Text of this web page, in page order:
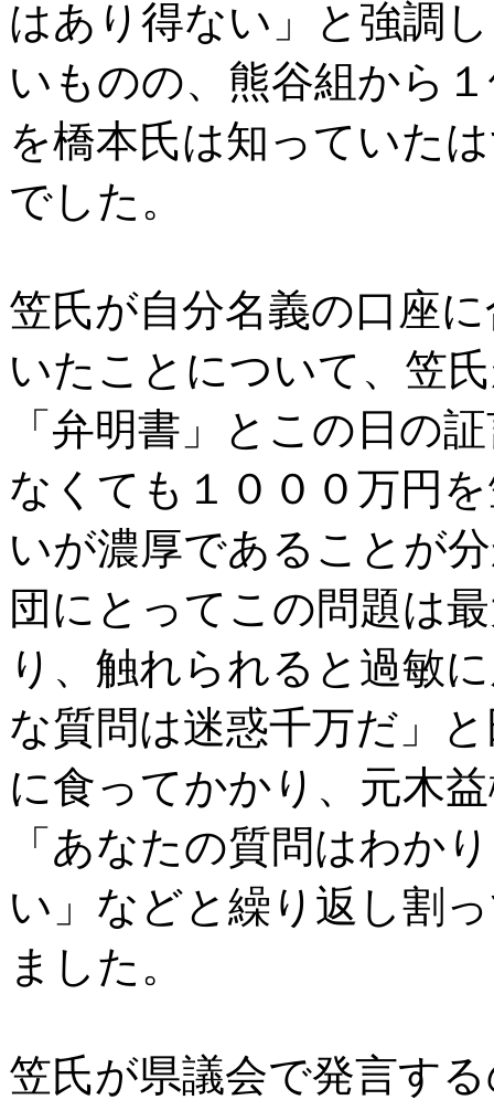
はあり得ない」と強調
いものの、熊谷組から
を橋本氏は知っていた
でした。
笠氏が自分名義の口座
いたことについて、笠
「弁明書」とこの日の
なくても１０００万円
いが濃厚であることが
団にとってこの問題は
り、触れられると過敏
な質問は迷惑千万だ」
に食ってかかり、元木
「あなたの質問はわか
い」などと繰り返し割
ました。
笠氏が県議会で発言す